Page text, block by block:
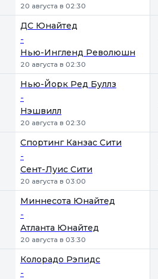
20 августа в 02:30
ДС Юнайтед
-
Нью-Ингленд Революшн
20 августа в 02:30
Нью-Йорк Ред Буллз
-
Нэшвилл
20 августа в 02:30
Спортинг Канзас Сити
-
Сент-Луис Сити
20 августа в 03:00
Миннесота Юнайтед
-
Атланта Юнайтед
20 августа в 03:30
Колорадо Рэпидс
-